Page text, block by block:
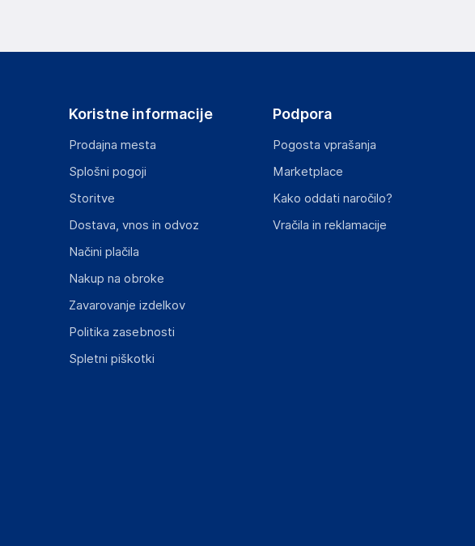
v EU, ki zagotavlja skladnost izdelka z zahtevanimi predpisi.
Koristne informacije
Prodajna mesta
Splošni pogoji
Storitve
Dostava, vnos in odvoz
Načini plačila
Nakup na obroke
Zavarovanje izdelkov
Politika zasebnosti
Spletni piškotki
Podpora
Pogosta vprašanja
Marketplace
Kako oddati naročilo?
Vračila in reklamacije